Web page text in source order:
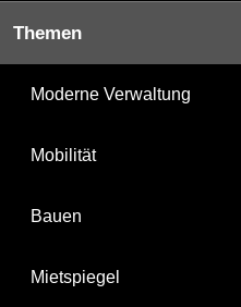
Themen
Moderne Verwaltung
Mobilität
Bauen
Mietspiegel